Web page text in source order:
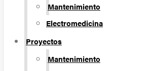
Mantenimiento
Electromedicina
Proyectos
Mantenimiento